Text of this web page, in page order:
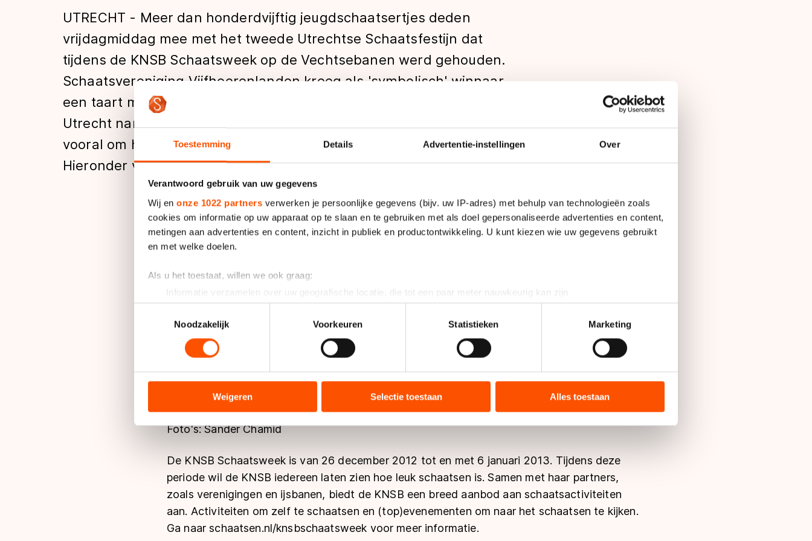
Toestemming Details Advertentie-instellingen Over
Verantwoord gebruik van uw gegevens
Wij en onze 1022 partners verwerken je persoonlijke gegevens (bijv. uw IP-adres) met behulp van technologieën zoals
cookies om informatie op uw apparaat op te slaan en te gebruiken met als doel gepersonaliseerde advertenties en content,
metingen aan advertenties en content, inzicht in publiek en productontwikkeling. U kunt kiezen wie uw gegevens gebruikt
en met welke doelen.
Als u het toestaat, willen we ook graag:
Informatie verzamelen over uw geografische locatie, die tot een paar meter nauwkeurig kan zijn
Uw apparaat identificeren door het actief te scannen op specifieke eigenschappen (fingerprinting)
Lees meer over hoe uw persoonlijke gegevens worden verwerkt en stel uw voorkeuren in het
detailgedeeltein. U kunt uw
toestemming op elk moment wijzigen of intrekken in de Cookieverklaring.
analyseren. We delen informatie over uw gebruik van onze site met onze partners voor social media, advertenties en
analyse. Zij kunnen deze combineren met andere gegevens die u aan hen heeft verstrekt of die zij hebben verzameld via
hun services. Sommige partners kunnen gegevens doorgeven aan landen buiten de EU, zoals de VS, waar mogelijk geen
adequaat beschermingsniveau geldt volgens de GDPR. Door op ‘Toestaan’ te klikken, stemt u in met deze overdracht.
Noodzakelijk
Voorkeuren Statistieken Marketing
Weigeren Selectie toestaan Alles toestaan
Tijden & historie
De weg op
Schaatsfans
Olympische Spelen
UTRECHT - Meer dan honderdvijftig jeugdschaatsertjes deden
vrijdagmiddag mee met het tweede Utrechtse Schaatsfestijn dat
tijdens de KNSB Schaatsweek op de Vechtsebanen werd gehouden.
Schaatsvereniging Vijfheerenlanden kreeg als 'symbolisch' winnaar
een taart met de tekst 'Voor de beste schaatssupporters'. Het ging in
Utrecht namelijk niet om het schaatsen van de snelste tijden, maar
vooral om het plezier dat je kunt beleven aan de wedstrijdsport.
Hieronder vind je een fotoreportage van de dag.
Foto's: Sander Chamid
De KNSB Schaatsweek is van 26 december 2012 tot en met 6 januari 2013. Tijdens deze
periode wil de KNSB iedereen laten zien hoe leuk schaatsen is. Samen met haar partners,
zoals verenigingen en ijsbanen, biedt de KNSB een breed aanbod aan schaatsactiviteiten
aan. Activiteiten om zelf te schaatsen en (top)evenementen om naar het schaatsen te kijken.
Ga naar schaatsen.nl/knsbschaatsweek voor meer informatie.